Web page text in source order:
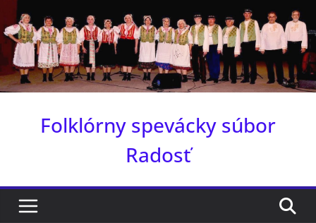
to
content
Folklórny spevácky súbor
Radosť